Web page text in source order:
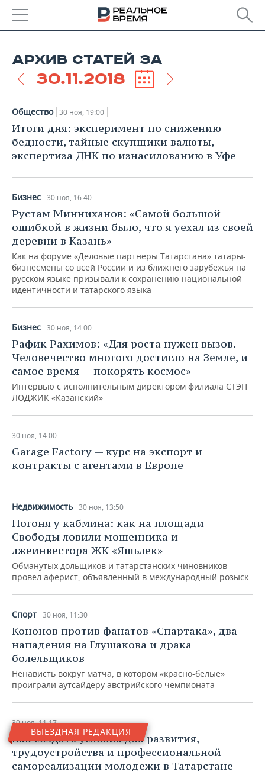
УДМУРТИЯ
НОВОСТИ
НОВОСТИ АНАЛИТИКИ
ДЕКЛАРАЦИИ О ДОХОДАХ
КОРОЛИ ГОСЗАКАЗА ПФО
ВУЗЫ ТАТАРСТАНА
КОМУ ПРИНАДЛЕЖАТ
ТОРГОВЫЕ ЦЕНТРЫ
ТАТАРСТАНА
ЭКОНОМИКА
НОВОСТИ ЭКОНОМИКИ
ФИНАНСЫ
БАНКИ
БЮДЖЕТ
ИНВЕСТИЦИИ
ПРОМЫШЛЕННОСТЬ
НОВОСТИ
АГРОПРОМ
МАШИНОСТРОЕНИЕ
НЕФТЕХИМИЯ
НЕФТЬ
ОПК
ЭНЕРГЕТИКА
НЕДВИЖИМОСТЬ
НОВОСТИ НЕДВИЖИМОСТИ
НОВОСТИ АВТО
БИЗНЕС
НОВОСТИ БИЗНЕСА
РОЗНИЧНАЯ ТОРГОВЛЯ
УСЛУГИ
ТЕХНОЛОГИИ
НОВОСТИ ТЕХНОЛОГИЙ
МЕДИА
ТЕЛЕКОММУНИКАЦИИ
МЕРОПРИЯТИЯ
ВЫЕЗДНАЯ РЕДАКЦИЯ
БИЗНЕС-БРАНЧИ
ONLINE-КОНФЕРЕНЦИИ
НОВОСТИ СПОРТА
ФУТБОЛ
ХОККЕЙ
ВОЛЕЙБОЛ
ФИГУРНОЕ КАТАНИЕ
ВОДНЫЕ ВИДЫ СПОРТА
ХОККЕЙ С МЯЧОМ
ОБЩЕСТВО
НОВОСТИ ОБЩЕСТВА
ВЛАСТЬ
ИСТОРИЯ
МЕДИЦИНА
ОБРАЗОВАНИЕ
ПРОИСШЕСТВИЯ
ФОТОГАЛЕРЕЯ
СЮЖЕТЫ
СПИСОК ПЕРСОН
ПОЛНАЯ ВЕРСИЯ
АРХИВ СТАТЕЙ ЗА
30.11.2018
Общество 30 ноя, 19:00
Итоги дня: эксперимент по снижению
бедности, тайные скупщики валюты,
экспертиза ДНК по изнасилованию в Уфе
Бизнес 30 ноя, 16:40
Рустам Минниханов: «Самой большой
ошибкой в жизни было, что я уехал из своей
деревни в Казань»
Как на форуме «Деловые партнеры Татарстана» татары-
бизнесмены со всей России и из ближнего зарубежья на
русском языке призывали к сохранению национальной
идентичности и татарского языка
Бизнес 30 ноя, 14:00
Рафик Рахимов: «Для роста нужен вызов.
Человечество многого достигло на Земле, и
самое время — покорять космос»
Интервью с исполнительным директором филиала СТЭП
ЛОДЖИК «Казанский»
30 ноя, 14:00
Garage Factory — курс на экспорт и
контракты с агентами в Европе
Недвижимость 30 ноя, 13:50
Погоня у кабмина: как на площади
Свободы ловили мошенника и
лжеинвестора ЖК «Яшьлек»
Обманутых дольщиков и татарстанских чиновников
провел аферист, объявленный в международный розыск
Спорт 30 ноя, 11:30
Кононов против фанатов «Спартака», два
нападения на Глушакова и драка
болельщиков
Ненависть вокруг матча, в котором «красно-белые»
проиграли аутсайдеру австрийского чемпионата
ВЫЕЗДНАЯ РЕДАКЦИЯ
30 ноя, 11:17
Как создать условия для развития,
трудоустройства и профессиональной
самореализации молодежи в Татарстане